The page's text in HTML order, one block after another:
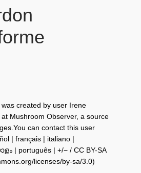
was created by user Irene
Mushroom Observer, a source
can contact this user
| français | italiano |
| português | +/− / CC BY-SA
licenses/by-sa/3.0)